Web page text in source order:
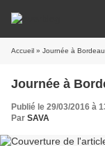
Accueil » Journée à
Journée à
Publié le 29/03/2016 à
Par SAVA